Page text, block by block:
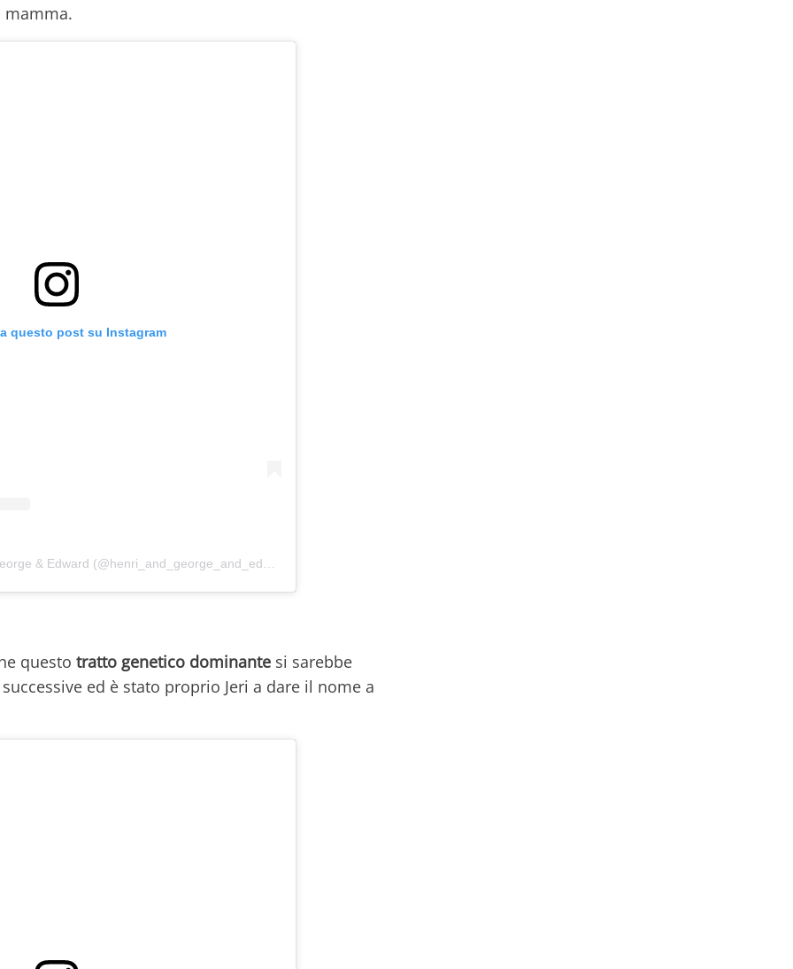
mamma.
questo post su Instagram
Un post condiviso da Henri, George & Edward (@henri_and_george_and_edward)
questo tratto genetico dominante si sarebbe
ed è stato proprio Jeri a dare il nome a